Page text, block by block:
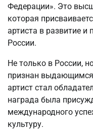
Федерации». Это
которая
артиста в развитие и
России.
Не только в России,
признан выдающимся
артист стал
награда была
международного
культуру.